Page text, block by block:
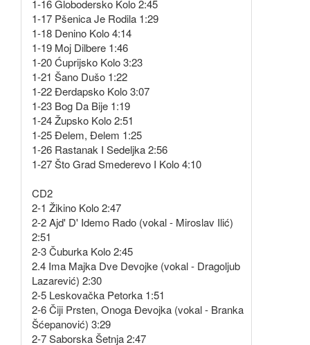
1-16 Globodersko Kolo 2:45
1-17 Pšenica Je Rodila 1:29
1-18 Denino Kolo 4:14
1-19 Moj Dilbere 1:46
1-20 Ćuprijsko Kolo 3:23
1-21 Šano Dušo 1:22
1-22 Đerdapsko Kolo 3:07
1-23 Bog Da Bije 1:19
1-24 Župsko Kolo 2:51
1-25 Đelem, Đelem 1:25
1-26 Rastanak I Sedeljka 2:56
1-27 Što Grad Smederevo I Kolo 4:10
CD2
2-1 Žikino Kolo 2:47
2-2 Ajd' D' Idemo Rado (vokal - Miroslav Ilić)
2:51
2-3 Čuburka Kolo 2:45
2.4 Ima Majka Dve Devojke (vokal - Dragoljub
Lazarević) 2:30
2-5 Leskovačka Petorka 1:51
2-6 Čiji Prsten, Onoga Đevojka (vokal - Branka
Šćepanović) 3:29
2-7 Saborska Šetnja 2:47